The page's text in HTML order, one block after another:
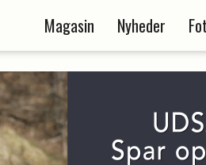
Magasin Nyheder